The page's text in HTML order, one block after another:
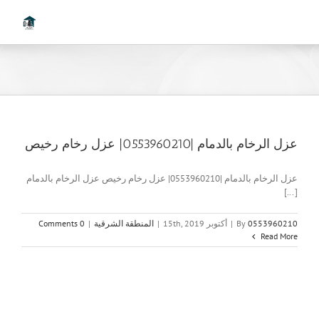
عزل الرخام بالدمام |0553960210| عزل رخام رخيص
عزل الرخام بالدمام |0553960210| عزل رخام رخيص عزل الرخام بالدمام
[...]
By 0553960210
| أكتوبر 15th, 2019 | المنطقة الشرقية |
0 Comments
Read More